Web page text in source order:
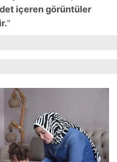
içeren görüntüler
"